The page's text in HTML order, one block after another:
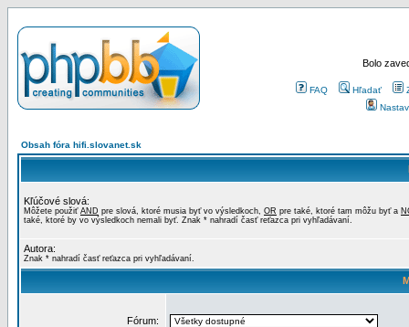
Bolo
FAQ Hľadať
Obsah fóra hifi.slovanet.sk
Kľúčové slová:
Môžete použiť AND pre slová, ktoré musia byť vo výsledkoch, OR pre také, ktoré tam môžu byť a
také, ktoré by vo výsledkoch nemali byť. Znak * nahradí časť reťazca pri vyhľadávaní.
Autora:
Znak * nahradí časť reťazca pri vyhľadávaní.
Fórum: